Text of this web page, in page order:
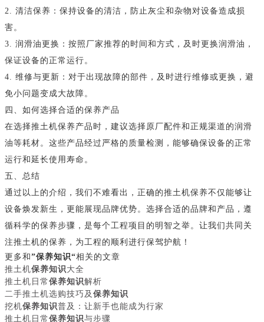
2. 清洁保养：保持设备的清洁，防止灰尘和杂物对设备造成损
害。
3. 润滑油更换：按照厂家推荐的时间和方式，及时更换润滑油，
保证设备的正常运行。
4. 维修与更新：对于出现故障的部件，及时进行维修或更换，避
免小问题变成大故障。
四、如何选择合适的保养产品
在选择推土机保养产品时，建议选择原厂配件和正规渠道的润滑
油等耗材。这些产品经过严格的质量检测，能够确保设备的正常
运行和延长使用寿命。
五、总结
通过以上的介绍，我们不难看出，正确的推土机保养不仅能够让
设备焕发新生，更能展现品牌优势。选择合适的品牌和产品，遵
循科学的保养步骤，是每个工程项目的明智之举。让我们共同关
注推土机的保养，为工程的顺利进行保驾护航！
更多和 ”保养知识“相关的文章
推土机保养知识大全
推土机日常 保养知识解析
二手推土机选购技巧及 保养知识
挖机保养知识普及：让新手也能成为行家
推土机日常 保养知识与步骤